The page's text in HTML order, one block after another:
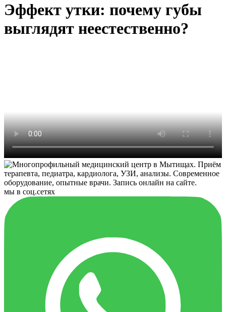
Эффект утки: почему губы
выглядят неестественно?
мы в соц.сетях